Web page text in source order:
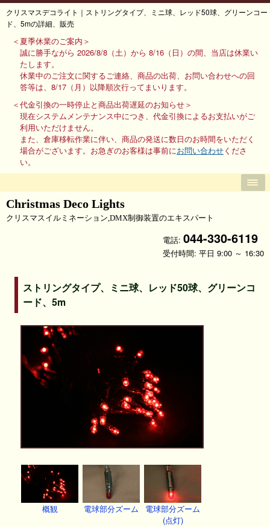
クリスマスデコライト｜ストリングタイプ、ミニ球、レッド50球、グリーンコー
ド、5mの詳細、販売
＜夏季休業のご案内＞
誠に勝手ながら 2026/8/8（土）から 8/16（日）の間、当店は休業い
たします。
休業中のご注文に関するご連絡、商品の出荷、お問い合わせへの回
答等は、8/17（月）以降順次行ってまいります。
＜代金引換の一時停止と商品出荷遅延のお知らせ＞
現在システムメンテナンス中につき、代金引換によるお支払いがご
利用いただけません。
また、倉庫移転作業に伴い、商品の発送に数日のお時間をいただく
場合がございます。お急ぎのお客様は事前にお問い合わせくださ
い。
Christmas Deco Lights
クリスマスイルミネーション,DMX制御装置のエキスパート
電話: 044-330-6119
受付時間: 平日 9:00 ～ 16:30
ストリングタイプ、ミニ球、レッド50球、グリーンコ
ード、5m
概観 電球部分ズーム
電球部分ズーム
(点灯)